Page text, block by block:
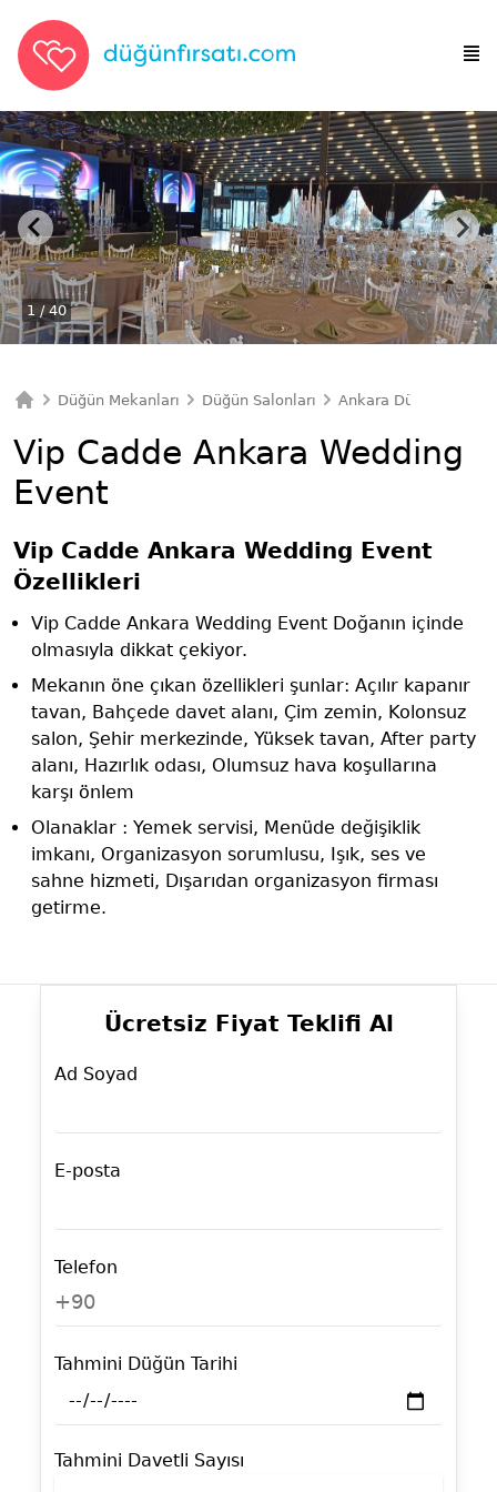
1 / 40
Düğün Mekanları Düğün Salonları Ankara Düğün
Vip Cadde Ankara Wedding
Event
Vip Cadde Ankara Wedding Event
Özellikleri
Vip Cadde Ankara Wedding Event Doğanın içinde
olmasıyla dikkat çekiyor.
Mekanın öne çıkan özellikleri şunlar: Açılır kapanır
tavan, Bahçede davet alanı, Çim zemin, Kolonsuz
salon, Şehir merkezinde, Yüksek tavan, After party
alanı, Hazırlık odası, Olumsuz hava koşullarına
karşı önlem
Olanaklar : Yemek servisi, Menüde değişiklik
imkanı, Organizasyon sorumlusu, Işık, ses ve
sahne hizmeti, Dışarıdan organizasyon firması
getirme.
Ücretsiz Fiyat Teklifi Al
Ad Soyad
E-posta
Telefon
+90
Tahmini Düğün Tarihi
Tahmini Davetli Sayısı